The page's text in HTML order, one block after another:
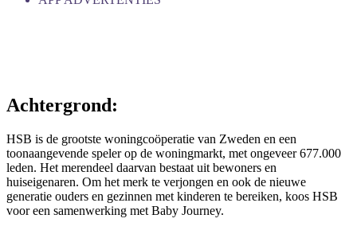
Achtergrond:
HSB is de grootste woningcoöperatie van Zweden en een
toonaangevende speler op de woningmarkt, met ongeveer 677.000
leden. Het merendeel daarvan bestaat uit bewoners en
huiseigenaren. Om het merk te verjongen en ook de nieuwe
generatie ouders en gezinnen met kinderen te bereiken, koos HSB
voor een samenwerking met Baby Journey.